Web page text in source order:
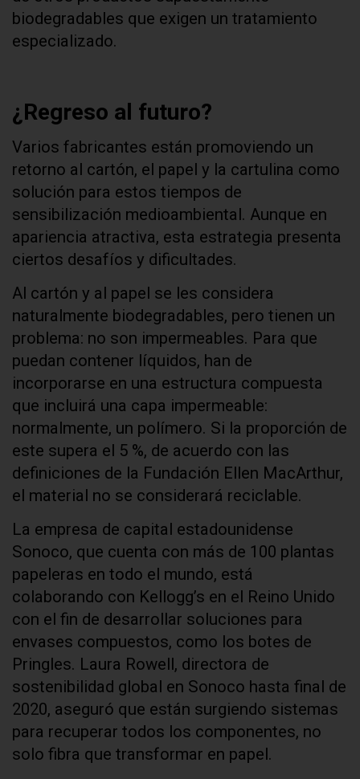
biodegradables que exigen un tratamiento
especializado.
¿Regreso al futuro?
Varios fabricantes están promoviendo un
retorno al cartón, el papel y la cartulina como
solución para estos tiempos de
sensibilización medioambiental. Aunque en
apariencia atractiva, esta estrategia presenta
ciertos desafíos y dificultades.
Al cartón y al papel se les considera
naturalmente biodegradables, pero tienen un
problema: no son impermeables. Para que
puedan contener líquidos, han de
incorporarse en una estructura compuesta
que incluirá una capa impermeable:
normalmente, un polímero. Si la proporción de
este supera el 5 %, de acuerdo con las
definiciones de la Fundación Ellen MacArthur,
el material no se considerará reciclable.
La empresa de capital estadounidense
Sonoco, que cuenta con más de 100 plantas
papeleras en todo el mundo, está
colaborando con Kellogg’s en el Reino Unido
con el fin de desarrollar soluciones para
envases compuestos, como los botes de
Pringles. Laura Rowell, directora de
sostenibilidad global en Sonoco hasta final de
2020, aseguró que están surgiendo sistemas
para recuperar todos los componentes, no
solo fibra que transformar en papel.